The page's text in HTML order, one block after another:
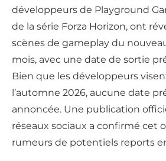
développeurs de Playground
de la série Forza Horizon, ont
scènes de gameplay du
mois, avec une date de sortie
Bien que les développeurs
l’automne 2026, aucune date
annoncée. Une publication
réseaux sociaux a confirmé cet
rumeurs de potentiels reports